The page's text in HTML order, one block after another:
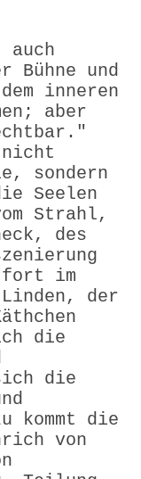
auch
und
inneren
aber
sondern
Seelen
Strahl,
des
im
der
die
die
kommt die
von